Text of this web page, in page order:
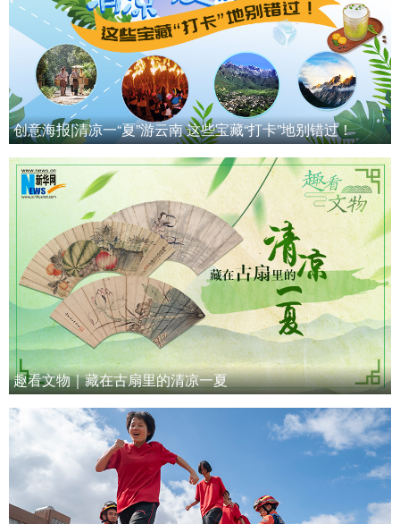
创意海报|清凉一“夏”游云南 这些宝藏“打卡”地别错过！
趣看文物｜藏在古扇里的清凉一夏